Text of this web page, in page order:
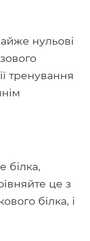
нульові
тренування
білка,
це з
білка, і